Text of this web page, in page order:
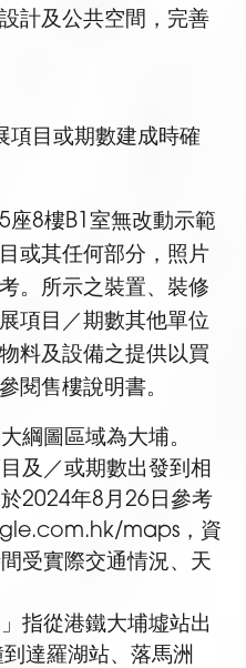
計及公共空間，完善
項目或期數建成時確
座8樓B1室無改動示範
或其任何部分，照片
。所示之裝置、裝修
項目／期數其他單位
料及設備之提供以買
閱售樓說明書。
綱圖區域為大埔。
及／或期數出發到相
2024年8月26日參考
maps，資
受實際交通情況、天
指從港鐵大埔墟站出
達羅湖站、落馬洲